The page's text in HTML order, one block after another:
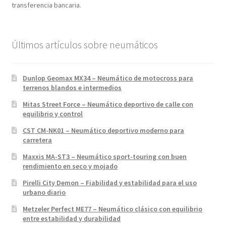
transferencia bancaria.
Últimos artículos sobre neumáticos
Dunlop Geomax MX34 – Neumático de motocross para
terrenos blandos e intermedios
Mitas Street Force – Neumático deportivo de calle con
equilibrio y control
CST CM-NK01 – Neumático deportivo moderno para
carretera
Maxxis MA-ST3 – Neumático sport-touring con buen
rendimiento en seco y mojado
Pirelli City Demon – Fiabilidad y estabilidad para el uso
urbano diario
Metzeler Perfect ME77 – Neumático clásico con equilibrio
entre estabilidad y durabilidad